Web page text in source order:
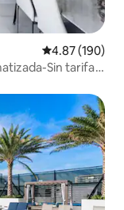
Calificación
4.87 (190)
Sin tarifa